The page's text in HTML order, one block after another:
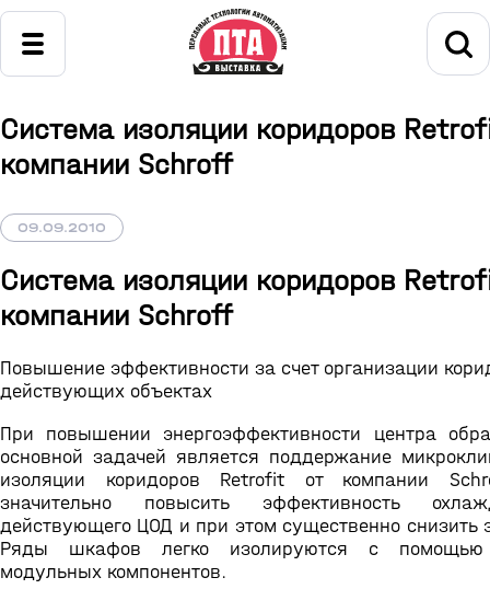
Система изоляции коридоров
компании Schroff
09.09.2010
Система изоляции коридоров
компании Schroff
Повышение эффективности за счет организации
действующих объектах
При повышении энергоэффективности центра
основной задачей является поддержание
изоляции коридоров Retrofit от компании
значительно повысить эффективность
действующего ЦОД и при этом существенно снизить
Ряды шкафов легко изолируются с помощью
модульных компонентов.